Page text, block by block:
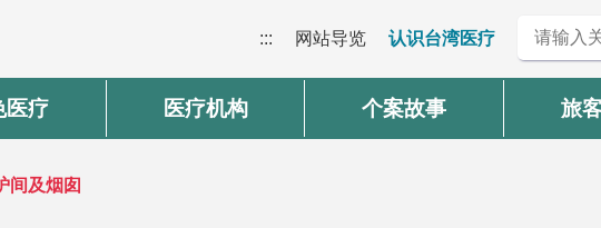
::: 网站导览 认识台湾医疗
医疗 医疗机构 个案故事 旅
间及烟囱